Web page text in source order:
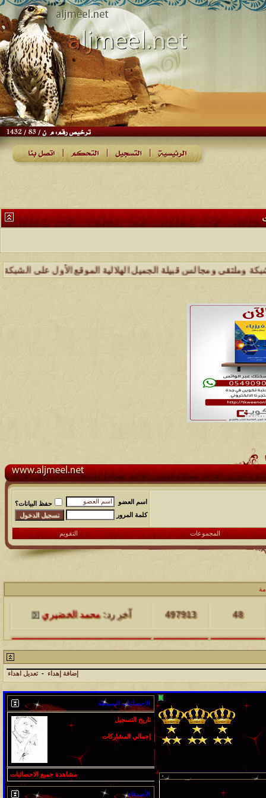
قبيلة الجميل الهلالية الموقع الأول على الشبكة
اسم العضو
حفظ البيانات؟
كلمة المرور
المجموعات التقويم
مشاركات المشاهدات آخر مشاركة
مشاركات المشاهدات آخر مشاركة
مشاركات المشاهدات
آخر مشاركة
12
177463 آخر رد:محمد الخضيري
مشاركات المشاهدات
آخر مشاركة
97358 محمد الخضيري
مشاركات المشاهدات
آخر مشاركة
آخر رد: محمد الخضيري
إضافة إهداء - تعديل اهداء
الاحصائيات البسيطة
تاريخ التسجيل
إجمالي المشاركات
مشاهدة جميع الاحصائيات
الأصدقاء